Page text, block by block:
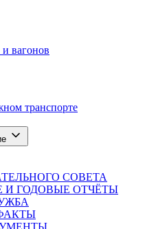
и вагонов
транспорте
СОВЕТА
И ГОДОВЫЕ ОТЧЁТЫ